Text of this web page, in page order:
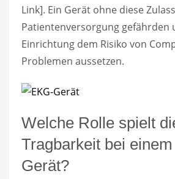
Link]. Ein Gerät ohne diese
Patientenversorgung gefährden
Einrichtung dem Risiko von
Problemen aussetzen.
Welche Rolle spielt
Tragbarkeit bei
Gerät?